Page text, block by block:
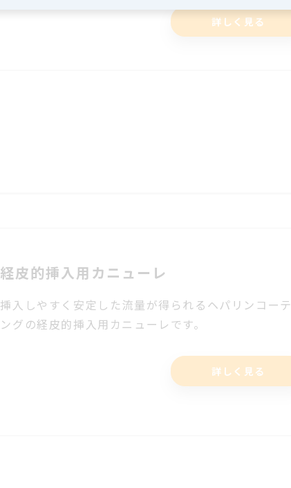
詳しく見る
経皮的挿入用カニューレ
挿入しやすく安定した流量が得られるヘパリンコーテ
ングの経皮的挿入用カニューレです。
詳しく見る